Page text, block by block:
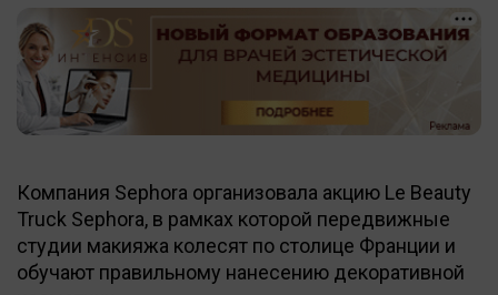
Компания Sephora организовала акцию Le Beauty
Truck Sephora, в рамках которой передвижные
студии макияжа колесят по столице Франции и
обучают правильному нанесению декоративной